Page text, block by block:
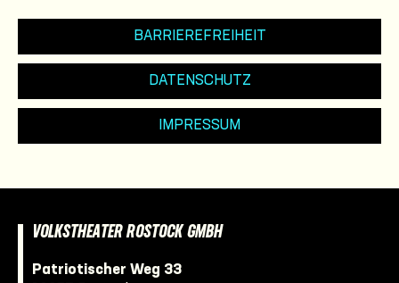
BARRIEREFREIHEIT
DATENSCHUTZ
IMPRESSUM
VOLKSTHEATER ROSTOCK GMBH
Patriotischer Weg 33